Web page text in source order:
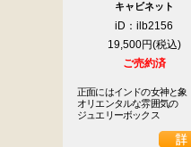
キャビネット
iD：ilb2156
19,500円
ご売約済
正面にはインドの女神と象
オリエンタルな雰囲気の
ジュエリーボックス